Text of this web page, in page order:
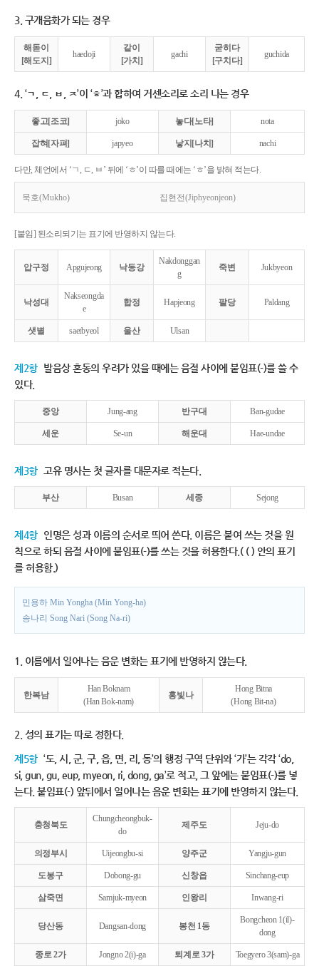
3. 구개음화가 되는 경우
해돋이
[해도지]
haedoji
같이
[가치]
gachi
굳히다
[구치다]
guchida
4. ‘ㄱ, ㄷ, ㅂ, ㅈ’이 ‘ㅎ’과 합하여 거센소리로 소리 나는 경우
좋고[조코] joko 놓다[노타] nota
잡혀[자펴] japyeo 낳지[나치] nachi
다만, 체언에서 ‘ㄱ, ㄷ, ㅂ’ 뒤에 ‘ㅎ’이 따를 때에는 ‘ㅎ’을 밝혀 적는다.
묵호(Mukho) 집현전(Jiphyeonjeon)
[붙임] 된소리되기는 표기에 반영하지 않는다.
압구정 Apgujeong 낙동강
Nakdonggan
g
죽변 Jukbyeon
낙성대
Nakseongda
e
합정 Hapjeong 팔당 Paldang
샛별 saetbyeol 울산 Ulsan
제2항 발음상 혼동의 우려가 있을 때에는 음절 사이에 붙임표(-)를 쓸 수
있다.
중앙 Jung-ang 반구대 Ban-gudae
세운 Se-un 해운대 Hae-undae
제3항 고유 명사는 첫 글자를 대문자로 적는다.
부산 Busan 세종 Sejong
제4항 인명은 성과 이름의 순서로 띄어 쓴다. 이름은 붙여 쓰는 것을 원
칙으로 하되 음절 사이에 붙임표(-)를 쓰는 것을 허용한다.( ( ) 안의 표기
를 허용함.)
민용하 Min Yongha (Min Yong-ha)
송나리 Song Nari (Song Na-ri)
1. 이름에서 일어나는 음운 변화는 표기에 반영하지 않는다.
한복남
Han Boknam
(Han Bok-nam)
홍빛나
Hong Bitna
(Hong Bit-na)
2. 성의 표기는 따로 정한다.
제5항 ‘도, 시, 군, 구, 읍, 면, 리, 동’의 행정 구역 단위와 ‘가’는 각각 ‘do,
si, gun, gu, eup, myeon, ri, dong, ga’로 적고, 그 앞에는 붙임표(-)를 넣
는다. 붙임표(-) 앞뒤에서 일어나는 음운 변화는 표기에 반영하지 않는다.
충청북도
Chungcheongbuk-
do
제주도 Jeju-do
의정부시 Uijeongbu-si 양주군 Yangju-gun
도봉구 Dobong-gu 신창읍 Sinchang-eup
삼죽면 Samjuk-myeon 인왕리 Inwang-ri
당산동 Dangsan-dong 봉천 1동
Bongcheon 1(il)-
dong
종로 2가 Jongno 2(i)-ga 퇴계로 3가 Toegyero 3(sam)-ga